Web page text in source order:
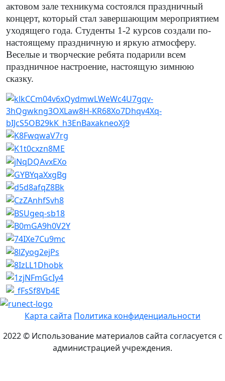
актовом зале техникума состоялся праздничный
концерт, который стал завершающим мероприятием
уходящего года. Студенты 1-2 курсов создали по-
настоящему праздничную и яркую атмосферу.
Веселые и творческие ребята подарили всем
праздничное настроение, настоящую зимнюю
сказку.
Карта сайта Политика конфиденциальности
2022 © Использование материалов сайта согласуется с
администрацией учреждения.